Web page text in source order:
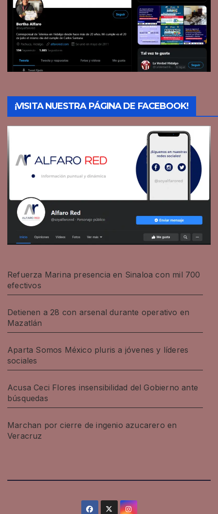
¡VISITA NUESTRA PÁGINA DE FACEBOOK!
Refuerza Marina presencia en Sinaloa con mil 700
efectivos
Detienen a 28 con arsenal durante operativo en
Mazatlán
Aparta Somos México pluris a jóvenes y líderes
sociales
Acusa Ceci Flores insensibilidad del Gobierno ante
búsquedas
Marchan por cierre de ingenio azucarero en
Veracruz